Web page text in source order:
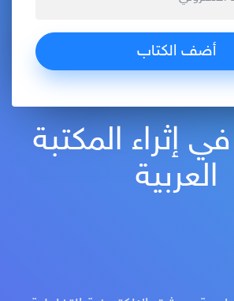
إثراء المكتبة
العربية